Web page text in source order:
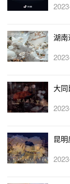
湖南
大
昆